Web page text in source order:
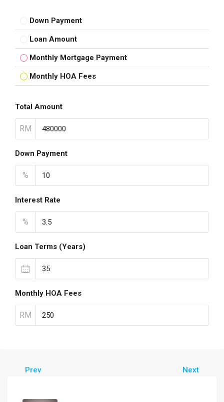
Down Payment
Loan Amount
Monthly Mortgage Payment
Monthly HOA Fees
Total Amount
RM
Down Payment
%
Interest Rate
%
Loan Terms (Years)
Monthly HOA Fees
RM
Prev Next